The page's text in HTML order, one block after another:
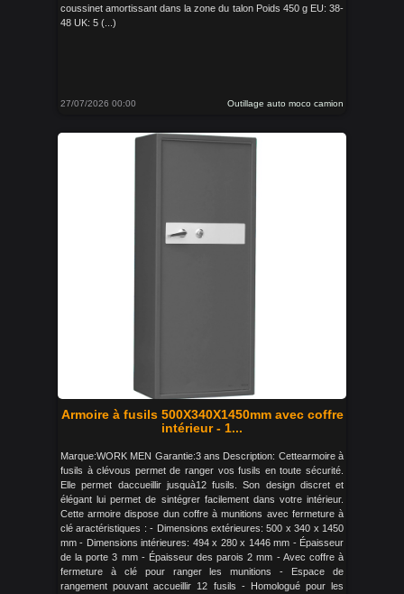
coussinet amortissant dans la zone du talon Poids 450 g EU: 38-
48 UK: 5 (...)
27/07/2026 00:00 Outillage auto moco camion
Armoire à fusils 500X340X1450mm avec coffre
intérieur - 1...
Marque:WORK MEN Garantie:3 ans Description: Cettearmoire à
fusils à clévous permet de ranger vos fusils en toute sécurité.
Elle permet daccueillir jusquà12 fusils. Son design discret et
élégant lui permet de sintégrer facilement dans votre intérieur.
Cette armoire dispose dun coffre à munitions avec fermeture à
clé aractéristiques : - Dimensions extérieures: 500 x 340 x 1450
mm - Dimensions intérieures: 494 x 280 x 1446 mm - Épaisseur
de la porte 3 mm - Épaisseur des parois 2 mm - Avec coffre à
fermeture à clé pour ranger les munitions - Espace de
rangement pouvant accueillir 12 fusils - Homologué pour les